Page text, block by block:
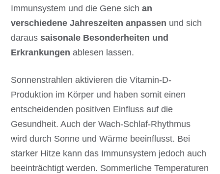
Immunsystem und die Gene sichan
verschiedene Jahreszeiten anpassen und sich
daraussaisonale Besonderheiten und
Erkrankungen ablesen lassen.
Sonnenstrahlen aktivieren die Vitamin-D-
Produktion im Körper und haben somit einen
entscheidenden positiven Einfluss auf die
Gesundheit. Auch der Wach-Schlaf-Rhythmus
wird durch Sonne und Wärme beeinflusst. Bei
starker Hitze kann das Immunsystem jedoch auch
beeinträchtigt werden. Sommerliche Temperaturen